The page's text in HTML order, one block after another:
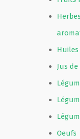
Herbes
Huiles
Jus
Oeufs